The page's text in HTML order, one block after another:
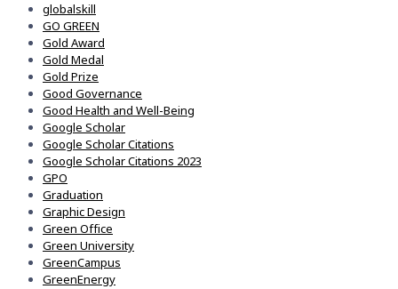
globalskill
GO GREEN
Gold Award
Gold Medal
Gold Prize
Good Governance
Good Health and Well-Being
Google Scholar
Google Scholar Citations
Google Scholar Citations 2023
GPO
Graduation
Graphic Design
Green Office
Green University
GreenCampus
GreenEnergy